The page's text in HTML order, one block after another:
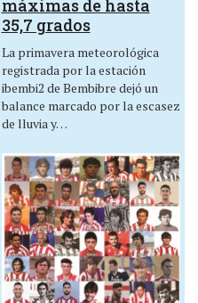
máximas de hasta
35,7 grados
La primavera meteorológica
registrada por la estación
ibembi2 de Bembibre dejó un
balance marcado por la escasez
de lluvia y…